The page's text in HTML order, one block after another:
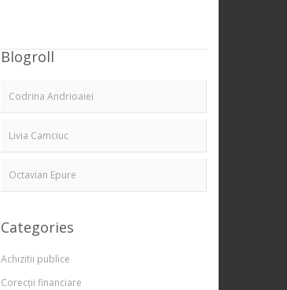
Blogroll
Codrina Andrioaiei
Livia Camciuc
Octavian Epure
Categories
Achizitii publice
Corecții financiare